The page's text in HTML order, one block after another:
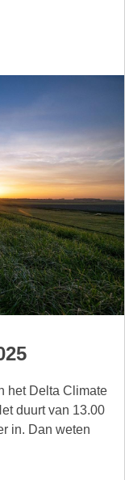
het Delta Climate
duurt van 13.00
in. Dan weten